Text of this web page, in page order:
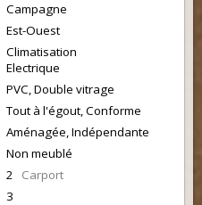
Campagne
Est-Ouest
Climatisation
Electrique
PVC, Double vitrage
Tout à l'égout, Conforme
Aménagée, Indépendante
Non meublé
2 Carport
3